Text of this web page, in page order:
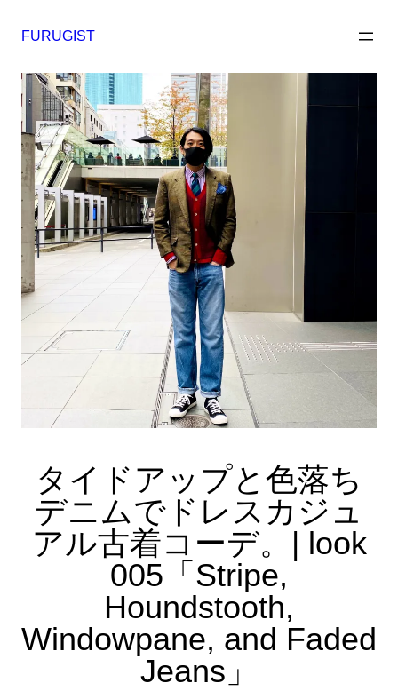
FURUGIST
タイドアップと色落ち
デニムでドレスカジュ
アル古着コーデ。| look
005「Stripe,
Houndstooth,
Windowpane, and Faded
Jeans」